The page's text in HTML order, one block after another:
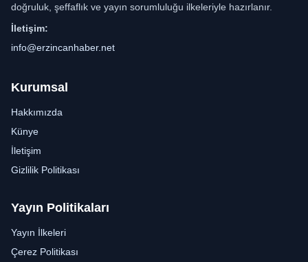
doğruluk, şeffaflık ve yayın sorumluluğu ilkeleriyle hazırlanır.
İletişim:
info@erzincanhaber.net
Kurumsal
Hakkımızda
Künye
İletişim
Gizlilik Politikası
Yayın Politikaları
Yayın İlkeleri
Çerez Politikası